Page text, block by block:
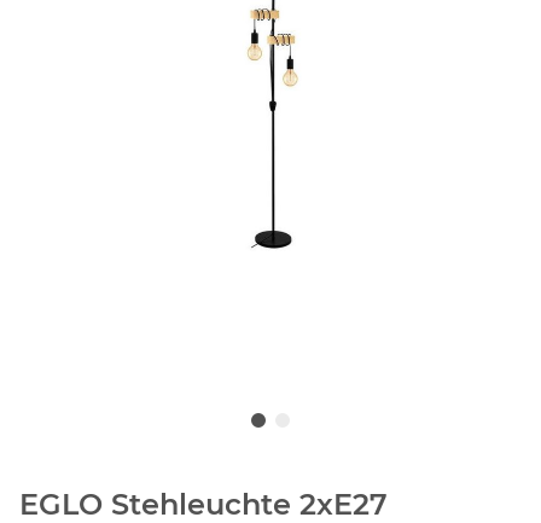
EGLO Stehleuchte 2xE27